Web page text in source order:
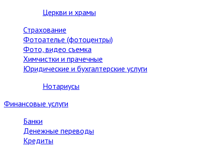
Церкви и храмы
Страхование
Фотоателье (фотоцентры)
Фото, видео съемка
Химчистки и прачечные
Юридические и бухгалтерские услуги
Нотариусы
Финансовые услуги
Банки
Денежные переводы
Кредиты